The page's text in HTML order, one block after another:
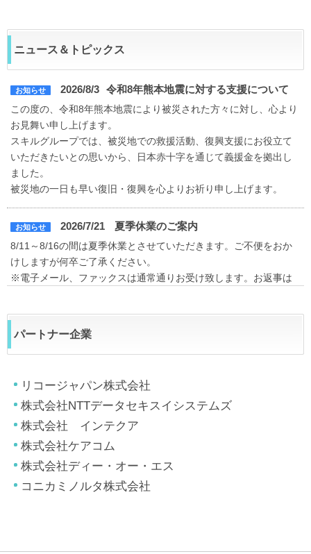
ニュース＆トピックス
お知らせ 2026/8/3 令和8年熊本地震に対する支援について
この度の、令和8年熊本地震により被災された方々に対し、心より
お見舞い申し上げます。
スキルグループでは、被災地での救援活動、復興支援にお役立て
いただきたいとの思いから、日本赤十字を通じて義援金を拠出し
ました。
被災地の一日も早い復旧・復興を心よりお祈り申し上げます。
お知らせ 2026/7/21 夏季休業のご案内
8/11～8/16の間は夏季休業とさせていただきます。ご不便をおか
けしますが何卒ご了承ください。
※電子メール、ファックスは通常通りお受け致します。お返事は
お知らせ 2026/7/17
お知らせ
て、7月24日(金)を所定休日に設定しております。何卒ご理解賜り
ますようお願い申し上げます。
は7月27日(月)以降となりますので重ねてご了承ください。
お知らせ 2026/6/5
6月26日(金)所定休日の為、終日不在のお
知らせ
パートナー企業
リコージャパン株式会社
株式会社NTTデータセキスイシステムズ
株式会社 インテクア
株式会社ケアコム
株式会社ディー・オー・エス
コニカミノルタ株式会社